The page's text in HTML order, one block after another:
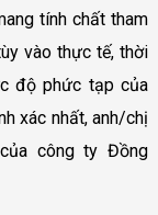
tính chất tham
vào thực tế, thời
độ phức tạp của
xác nhất, anh/chị
công ty Đồng